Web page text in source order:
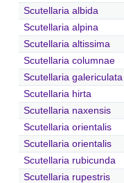
Scutellaria albida
Scutellaria alpina
Scutellaria altissima
Scutellaria columnae
Scutellaria galericulata
Scutellaria hirta
Scutellaria naxensis
Scutellaria orientalis
Scutellaria orientalis
Scutellaria rubicunda
Scutellaria rupestris